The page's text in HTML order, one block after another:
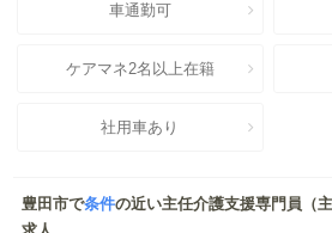
車通勤可
ケアマネ2名以上在籍
社用車あり
豊田市で条件の近い主任介護支援専門員（